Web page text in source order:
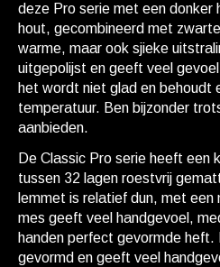
deze Pro serie met een donker
hout, gecombineerd met
warme, maar ook sjieke
uitgepolijst en geeft veel
het wordt niet glad en behoudt
temperatuur. Ben bijzonder
aanbieden.
De Classic Pro serie heeft een
tussen 32 lagen roestvrij
lemmet is relatief dun, met
mes geeft veel handgevoel,
handen perfect gevormde heft.
gevormd en geeft veel